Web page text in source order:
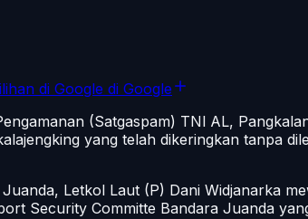
di Google di Google
(Satgaspam) TNl AL,
yang telah dikeringkan tanpa
Letkol Laut (P) Dani Widjanarka
Security Committe Bandara Juanda